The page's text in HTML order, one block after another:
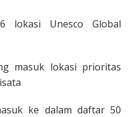
lokasi Unesco Global
masuk lokasi prioritas
ke dalam daftar 50